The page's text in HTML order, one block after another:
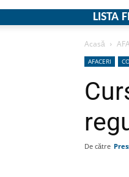
LISTA
Acasă
AFACERI
De către